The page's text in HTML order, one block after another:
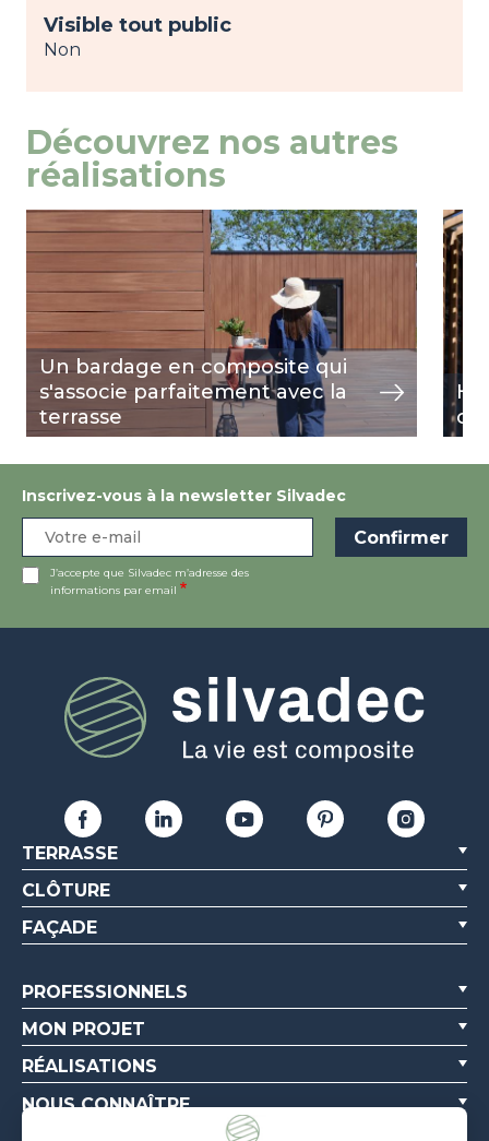
Visible tout public
Non
Découvrez nos autres
réalisations
Un bardage en composite qui
s'associe parfaitement avec la
terrasse
Image
view view
Inscrivez-vous à la newsletter Silvadec
J’accepte que Silvadec m’adresse des
informations par email
TERRASSE
CLÔTURE
FAÇADE
PROFESSIONNELS
MON PROJET
RÉALISATIONS
NOUS CONNAÎTRE